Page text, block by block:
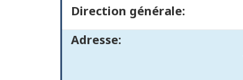
Direction générale:
Adresse: